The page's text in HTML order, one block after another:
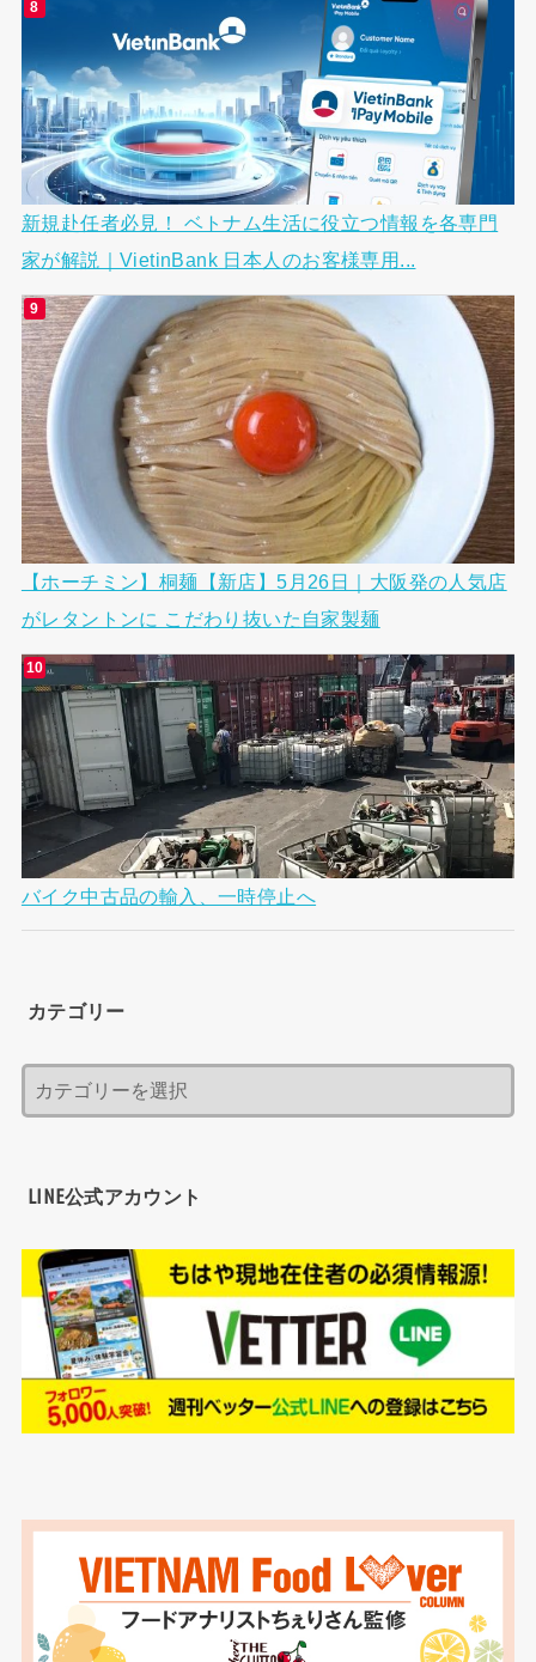
新規赴任者必見！ ベトナム生活に役立つ情報を各専門
家が解説｜VietinBank 日本人のお客様専用...
【ホーチミン】桐麺【新店】5月26日｜大阪発の人気店
がレタントンに こだわり抜いた自家製麺
バイク中古品の輸入、一時停止へ
カテゴリー
LINE公式アカウント